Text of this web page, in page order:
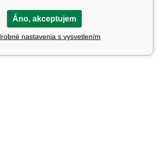
Áno, akceptujem
nastavenia s vysvetlením